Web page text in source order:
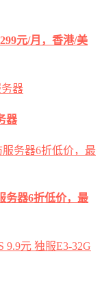
元/月，香港/美
器
务器6折低价，最